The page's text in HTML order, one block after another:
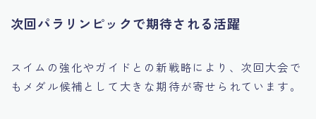
次回パラリンピックで期待される活躍
スイムの強化やガイドとの新戦略により、次回大会で
もメダル候補として大きな期待が寄せられています。